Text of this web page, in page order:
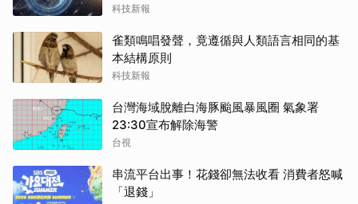
科技新報
雀類鳴唱發聲，竟遵循與人類語言相同的基
本結構原則
科技新報
台灣海域脫離白海豚颱風暴風圈 氣象署
23:30宣布解除海警
台視
串流平台出事！花錢卻無法收看 消費者怒喊
「退錢」